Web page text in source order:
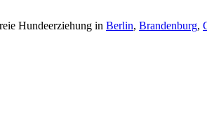
Hundeerziehung in Berlin, Brandenburg,